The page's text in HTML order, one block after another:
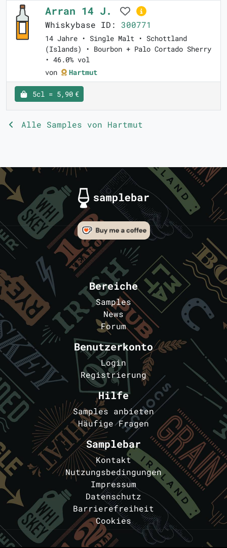
Arran 14 J.
Whiskybase ID: 300771
14 Jahre • Single Malt • Schottland
(Islands) • Bourbon + Palo Cortado Sherry
• 46.0% vol
von
Hartmut
5cl = 5,90 €
Alle Samples von Hartmut
Bereiche
Samples
News
Forum
Benutzerkonto
Login
Registrierung
Hilfe
Samples anbieten
Häufige Fragen
Samplebar
Kontakt
Nutzungsbedingungen
Impressum
Datenschutz
Barrierefreiheit
Cookies